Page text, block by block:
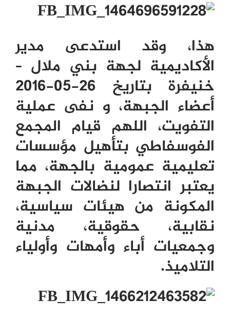
هذا، وقد استدعى مدير
الأكاديمية لجهة بني ملال –
خنيفرة بتاريخ 26-05-2016
أعضاء الجبهة، و نفى عملية
التفويت، اللهم قيام المجمع
الفوسفاطي بتأهيل مؤسسات
تعليمية عمومية بالجهة، مما
يعتبر انتصارا لنضالات الجبهة
المكونة من هيئات سياسية،
نقابية، حقوقية، مدنية
وجمعيات أباء وأمهات وأولياء
التلاميذ.